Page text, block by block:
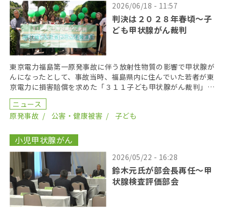
2026/06/18 - 11:57
判決は２０２８年春頃〜子
ども甲状腺がん裁判
東京電力福島第一原発事故に伴う放射性物質の影響で甲状腺が
んになったとして、事故当時、福島県内に住んでいた若者が東
京電力に損害賠償を求めた「３１１子ども甲状腺がん裁判」の
第１８回口頭弁論が２０２６年６月１７日に開かれた。裁 […]
ニュース
原発事故
公害・健康被害 子ども
小児甲状腺がん
2026/05/22 - 16:28
鈴木元氏が部会長再任〜甲
状腺検査評価部会